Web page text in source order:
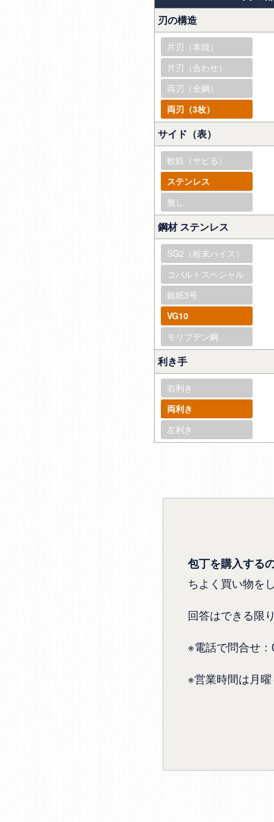
刃の構造
片刃（本焼）
片刃（合わせ）
両刃（全鋼）
両刃（3枚）
サイド（表）
軟鉄（サビる）
ステンレス
無し
鋼材 ステンレス
SG2（粉末ハイス）
コバルトスペシャル
銀紙3号
VG10
モリブデン鋼
利き手
右利き
両利き
左利き
包丁を購入する
ちよく買い物を
回答はできる限
※電話で問合せ
※営業時間は月